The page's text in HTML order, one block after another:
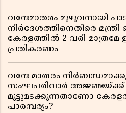
വന്ദേമാതരം മുഴുവനായി
നിർദേശത്തിനെതിരെ
കേരളത്തിൽ 2 വരി
പ്രതികരണം
വന്ദേ മാതരം
സംഘപരിവാർ അജണ്ടയ്ക്ക്
മുട്ടുമടക്കുന്നതാണോ
പാരമ്പര്യം?